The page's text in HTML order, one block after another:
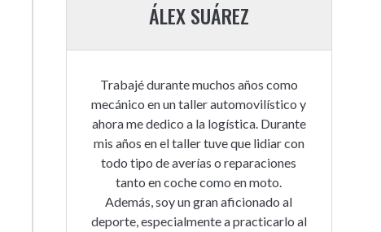
ÁLEX SUÁREZ
Trabajé durante muchos años como
mecánico en un taller automovilístico y
ahora me dedico a la logística. Durante
mis años en el taller tuve que lidiar con
todo tipo de averías o reparaciones
tanto en coche como en moto.
Además, soy un gran aficionado al
deporte, especialmente a practicarlo al